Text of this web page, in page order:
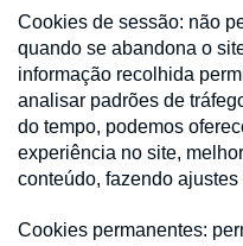
Cookies de sessão: não
quando se abandona o
informação recolhida
analisar padrões de
do tempo, podemos
experiência no site,
conteúdo, fazendo
Cookies permanentes: